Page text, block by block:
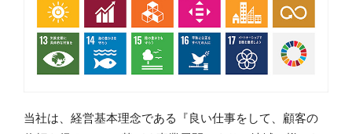
当社は、経営基本理念である『良い仕事をして、顧客の